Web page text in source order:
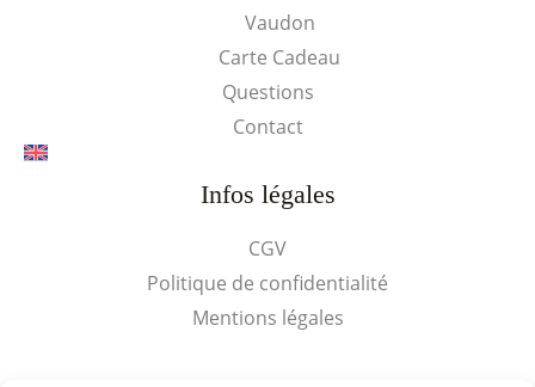
Vaudon
Carte Cadeau
Questions
Contact
Infos légales
CGV
Politique de confidentialité
Mentions légales